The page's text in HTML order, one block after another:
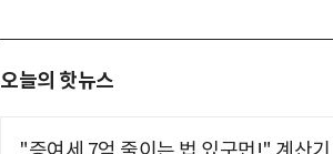
오늘의 핫뉴스